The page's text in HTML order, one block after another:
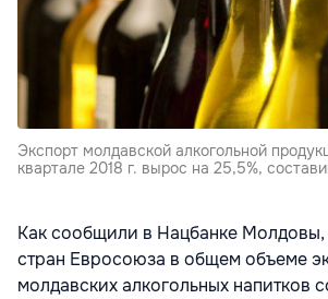
Экспорт молдавской алкогольной
квартале 2018 г. вырос на 25,5%,
Как сообщили в Нацбанке Молдовы,
стран Евросоюза в общем объеме
молдавских алкогольных напитков